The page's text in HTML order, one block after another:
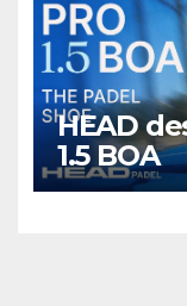
HEAD
1.5 BOA